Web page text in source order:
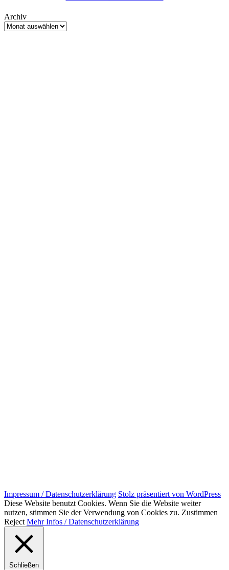
Archiv
Impressum / Datenschutzerklärung Stolz präsentiert von WordPress
Diese Website benutzt Cookies. Wenn Sie die Website weiter
nutzen, stimmen Sie der Verwendung von Cookies zu. Zustimmen
Reject Mehr Infos / Datenschutzerklärung
Schließen